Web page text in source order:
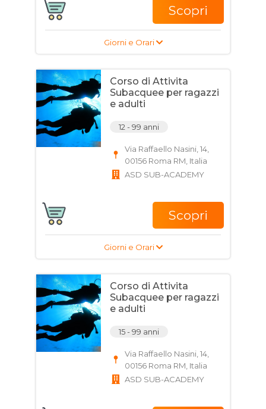
Scopri
Giorni e Orari
Corso di Attivita
Subacquee per ragazzi
e adulti
12 - 99 anni
Via Raffaello Nasini, 14,
00156 Roma RM, Italia
ASD SUB-ACADEMY
Scopri
Giorni e Orari
Corso di Attivita
Subacquee per ragazzi
e adulti
15 - 99 anni
Via Raffaello Nasini, 14,
00156 Roma RM, Italia
ASD SUB-ACADEMY